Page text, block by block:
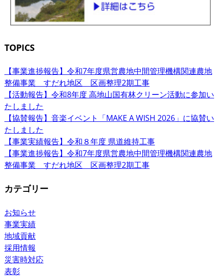
TOPICS
【事業進捗報告】令和7年度県営農地中間管理機構関連農地
整備事業 すだれ地区 区画整理2期工事
【活動報告】令和8年度 高地山国有林クリーン活動に参加い
たしました
【協賛報告】音楽イベント「MAKE A WISH 2026」に協賛い
たしました
【事業実績報告】令和８年度 県道維持工事
【事業進捗報告】令和7年度県営農地中間管理機構関連農地
整備事業 すだれ地区 区画整理2期工事
カテゴリー
お知らせ
事業実績
地域貢献
採用情報
災害時対応
表彰